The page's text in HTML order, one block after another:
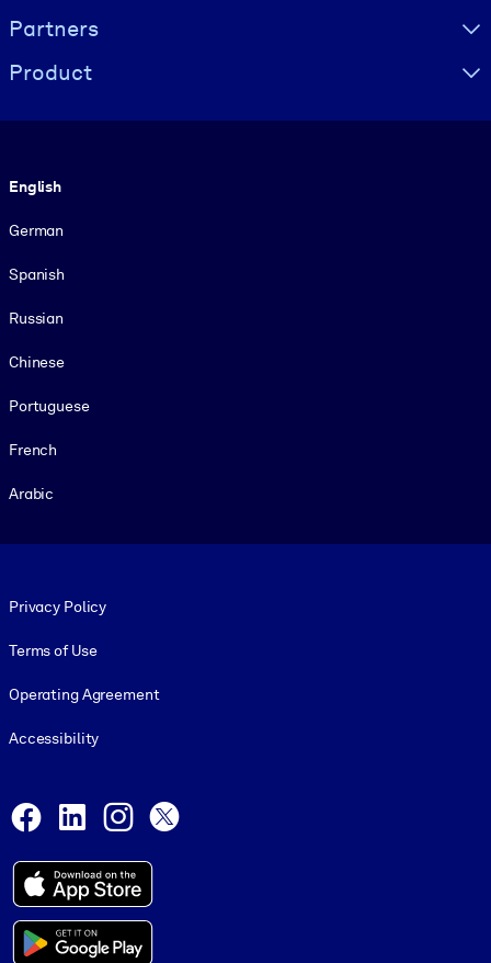
Partners
Product
English
German
Spanish
Russian
Chinese
Portuguese
French
Arabic
Privacy Policy
Terms of Use
Operating Agreement
Accessibility
Facebook
LinkedInInstagram